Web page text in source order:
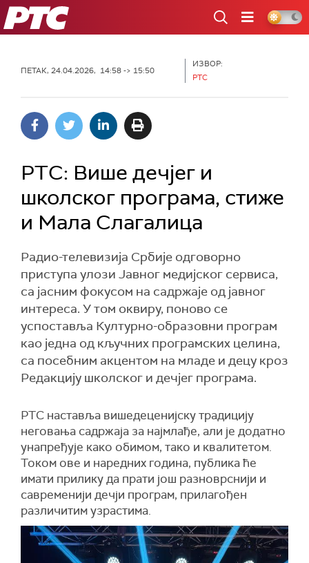
РТС
ПЕТАК, 24.04.2026, 14:58 -> 15:50
ИЗВОР:
РТС
РТС: Више дечјег и
школског програма, стиже
и Мала Слагалица
Радио-телевизија Србије одговорно
приступа улози Јавног медијског сервиса,
са јасним фокусом на садржаје од јавног
интереса. У том оквиру, поново се
успоставља Културно-образовни програм
као једна од кључних програмских целина,
са посебним акцентом на младе и децу кроз
Редакцију школског и дечјег програма.
РТС наставља вишедеценијску традицију
неговања садржаја за најмлађе, али је додатно
унапређује како обимом, тако и квалитетом.
Током ове и наредних година, публика ће
имати прилику да прати још разноврснији и
савременији дечји програм, прилагођен
различитим узрастима.